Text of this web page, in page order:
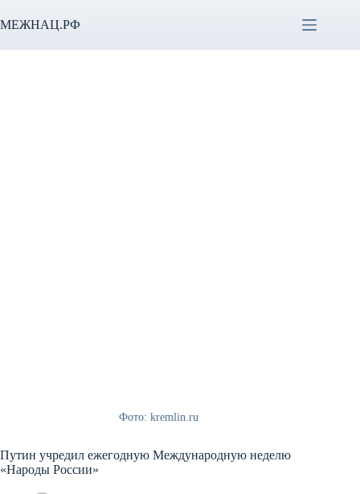
к
МЕЖНАЦ.РФ
Фото: kremlin.ru
Путин учредил ежегодную Международную неделю
«Народы России»